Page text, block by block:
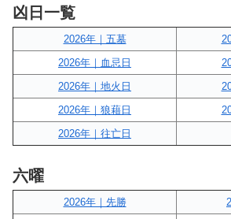
凶日一覧
2026年｜五墓
2026年｜血忌日
2026年｜地火日
2026年｜狼藉日
2026年｜往亡日
六曜
2026年｜先勝